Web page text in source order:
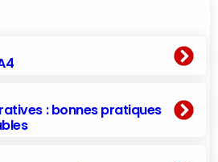
: bonnes pratiques